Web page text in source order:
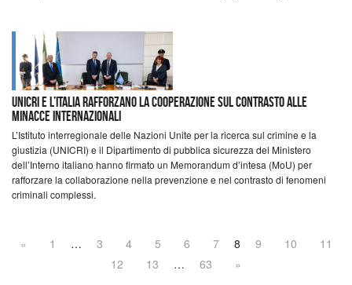
UNICRI e l’Italia rafforzano la cooperazione sul contrasto alle
minacce internazionali
L’Istituto interregionale delle Nazioni Unite per la ricerca sul crimine e la
giustizia (UNICRI) e il Dipartimento di pubblica sicurezza del Ministero
dell’Interno italiano hanno firmato un Memorandum d’intesa (MoU) per
rafforzare la collaborazione nella prevenzione e nel contrasto di fenomeni
criminali complessi.
« 1 … 3 4 5 6 7 8 9 10
11
12
13 … 63 »